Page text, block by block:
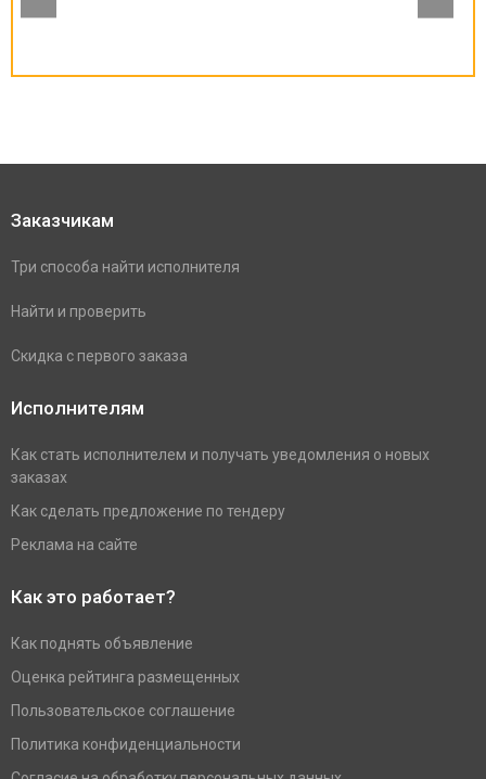
Заказчикам
Три способа найти исполнителя
Найти и проверить
Скидка с первого заказа
Исполнителям
Как стать исполнителем и получать уведомления о новых
заказах
Как сделать предложение по тендеру
Реклама на сайте
Как это работает?
Как поднять объявление
Оценка рейтинга размещенных
Пользовательское соглашение
Политика конфиденциальности